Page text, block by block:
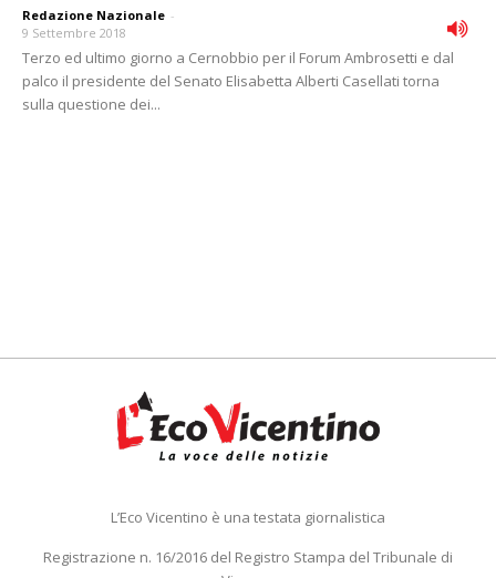
Redazione Nazionale -
9 Settembre 2018
Terzo ed ultimo giorno a Cernobbio per il Forum Ambrosetti e dal
palco il presidente del Senato Elisabetta Alberti Casellati torna
sulla questione dei...
L’Eco Vicentino è una testata giornalistica
Registrazione n. 16/2016 del Registro Stampa del Tribunale di